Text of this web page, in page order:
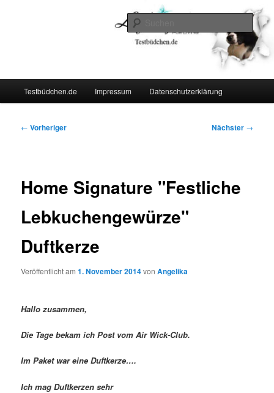
Testbüdchen.de Impressum Datenschutzerklärung
Beitragsnavigation
← Vorheriger Nächster →
Home Signature "Festliche
Lebkuchengewürze"
Duftkerze
Veröffentlicht am1. November 2014vonAngelika
Hallo zusammen,
Die Tage bekam ich Post vom Air Wick-Club.
Im Paket war eine Duftkerze….
Ich mag Duftkerzen sehr